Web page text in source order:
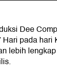
Dee
pada hari
lebih